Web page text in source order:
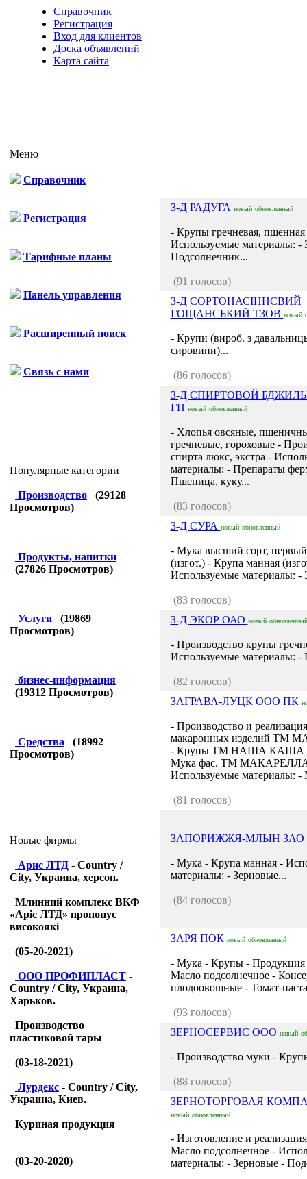
Справочник
Регистрация
Вход для клиентов
Доска объявлений
Карта сайта
Меню
Справочник
Регистрация
Тарифные планы
Панель управления
Расширенный поиск
Связь с нами
Популярные категории
Производство (29128
Просмотров)
Продукты, напитки
(27826 Просмотров)
Услуги (19869
Просмотров)
бизнес-информация
(19312 Просмотров)
Средства (18992
Просмотров)
Новые фирмы
Арис ЛТД - Country /
City, Украина, херсон.
Млинний комплекс ВКФ
«Аріс ЛТД» пропонує
високоякі
(05-20-2021)
ООО ПРОФИПЛАСТ -
Country / City, Украина,
Харьков.
Производство
пластиковой тары
(03-18-2021)
Лурдекс - Country / City,
Украина, Киев.
Куриная продукция
(03-20-2020)
З-Д РАДУГА новый обновленный
- Крупы гречневая, пшенная
Используемые материалы: -
Подсолнечник...
(91 голосов)
З-Д СОРТОНАСІННЄВИЙ
ГОЩАНСЬКИЙ ТЗОВ новый
- Крупи (вироб. з
сировини)...
(86 голосов)
З-Д СПИРТОВОЙ
ГП новый обновленный
- Хлопья овсяные,
гречневые, гороховые -
спирта люкс, экстра -
материалы: - Препараты
Пшеница, куку...
(83 голосов)
З-Д СУРА новый обновленный
- Мука высший сорт, первый
(изгот.) - Крупа манная
Используемые материалы: -
(83 голосов)
З-Д ЭКОР ОАО новый обновленный
- Производство крупы
Используемые материалы: -
(82 голосов)
ЗАГРАВА-ЛУЦК ООО ПК
- Производство и реализация
макаронных изделий ТМ
- Крупы ТМ НАША КАША
Мука фас. ТМ
Используемые материалы: -
(81 голосов)
ЗАПОРИЖЖЯ-МЛЫН ЗАО
- Мука - Крупа манная -
материалы: - Зерновые...
(84 голосов)
ЗАРЯ ПОК новый обновленный
- Мука - Крупы - Продукция
Масло подсолнечное -
плодоовощные - Томат-
(93 голосов)
ЗЕРНОСЕРВИС ООО новый
- Производство муки -
(88 голосов)
ЗЕРНОТОРГОВАЯ
новый обновленный
- Изготовление и
Масло подсолнечное -
материалы: - Зерновые -